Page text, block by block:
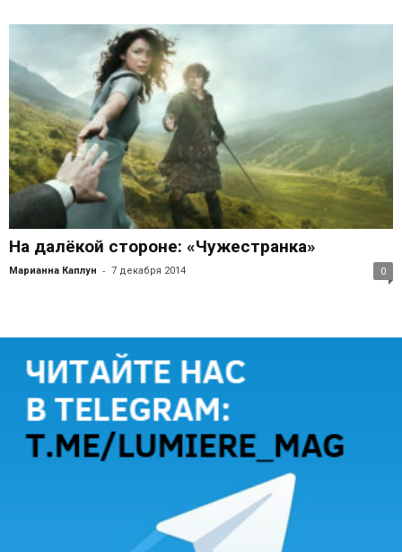
На далёкой стороне: «Чужестранка»
Марианна Каплун - 7 декабря 2014 0